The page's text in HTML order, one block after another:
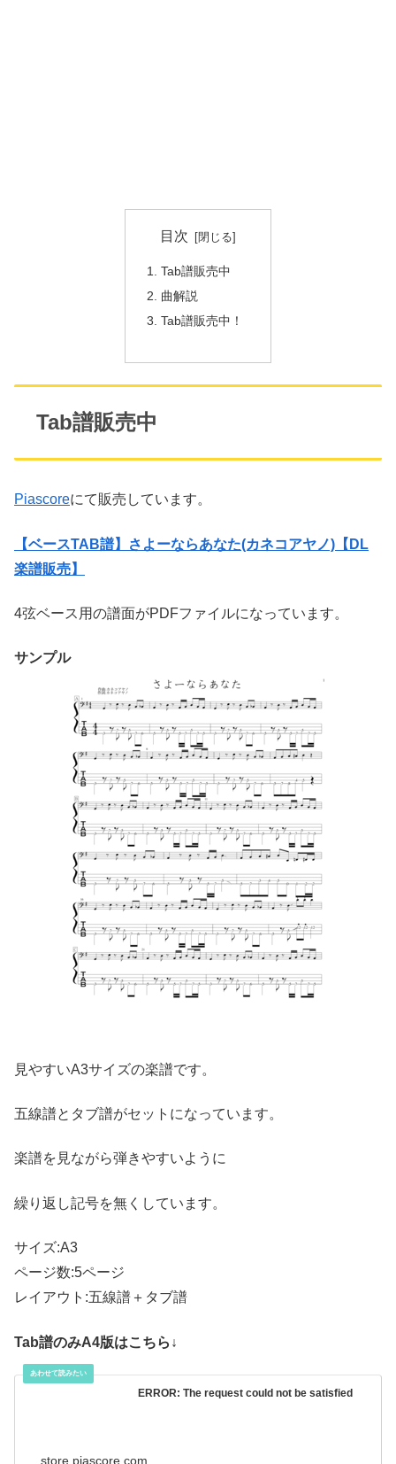
目次
Tab譜販売中
曲解説
Tab譜販売中！
Tab譜販売中
Piascoreにて販売しています。
【ベースTAB譜】さよーならあなた(カネコアヤノ)【DL
楽譜販売】
4弦ベース用の譜面がPDFファイルになっています。
サンプル
見やすいA3サイズの楽譜です。
五線譜とタブ譜がセットになっています。
楽譜を見ながら弾きやすいように
繰り返し記号を無くしています。
サイズ:A3
ページ数:5ページ
レイアウト:五線譜＋タブ譜
Tab譜のみA4版はこちら↓
ERROR: The request could not be satisfied
store.piascore.com